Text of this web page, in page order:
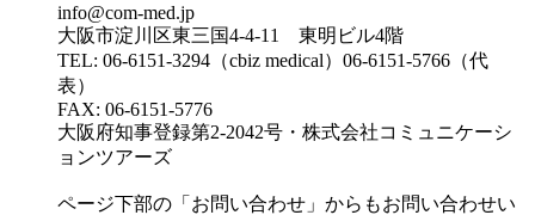
info@com-med.jp
大阪市淀川区東三国4-4-11 東明ビル4階
TEL: 06-6151-3294（cbiz medical）06-6151-5766（代
表）
FAX: 06-6151-5776
大阪府知事登録第2-2042号・株式会社コミュニケーシ
ョンツアーズ
ページ下部の「お問い合わせ」からもお問い合わせい